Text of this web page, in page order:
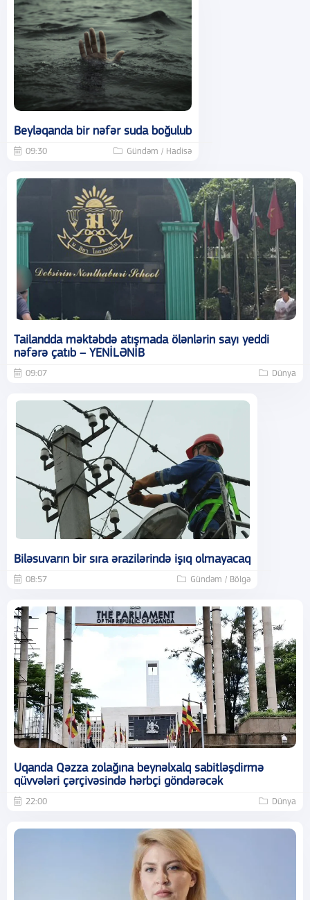
Beyləqanda bir nəfər suda boğulub
09:30 Gündəm / Hadisə
Tailandda məktəbdə atışmada ölənlərin sayı yeddi
nəfərə çatıb – YENİLƏNİB
09:07 Dünya
Biləsuvarın bir sıra ərazilərində işıq olmayacaq
08:57 Gündəm / Bölgə
Uqanda Qəzza zolağına beynəlxalq sabitləşdirmə
qüvvələri çərçivəsində hərbçi göndərəcək
22:00 Dünya